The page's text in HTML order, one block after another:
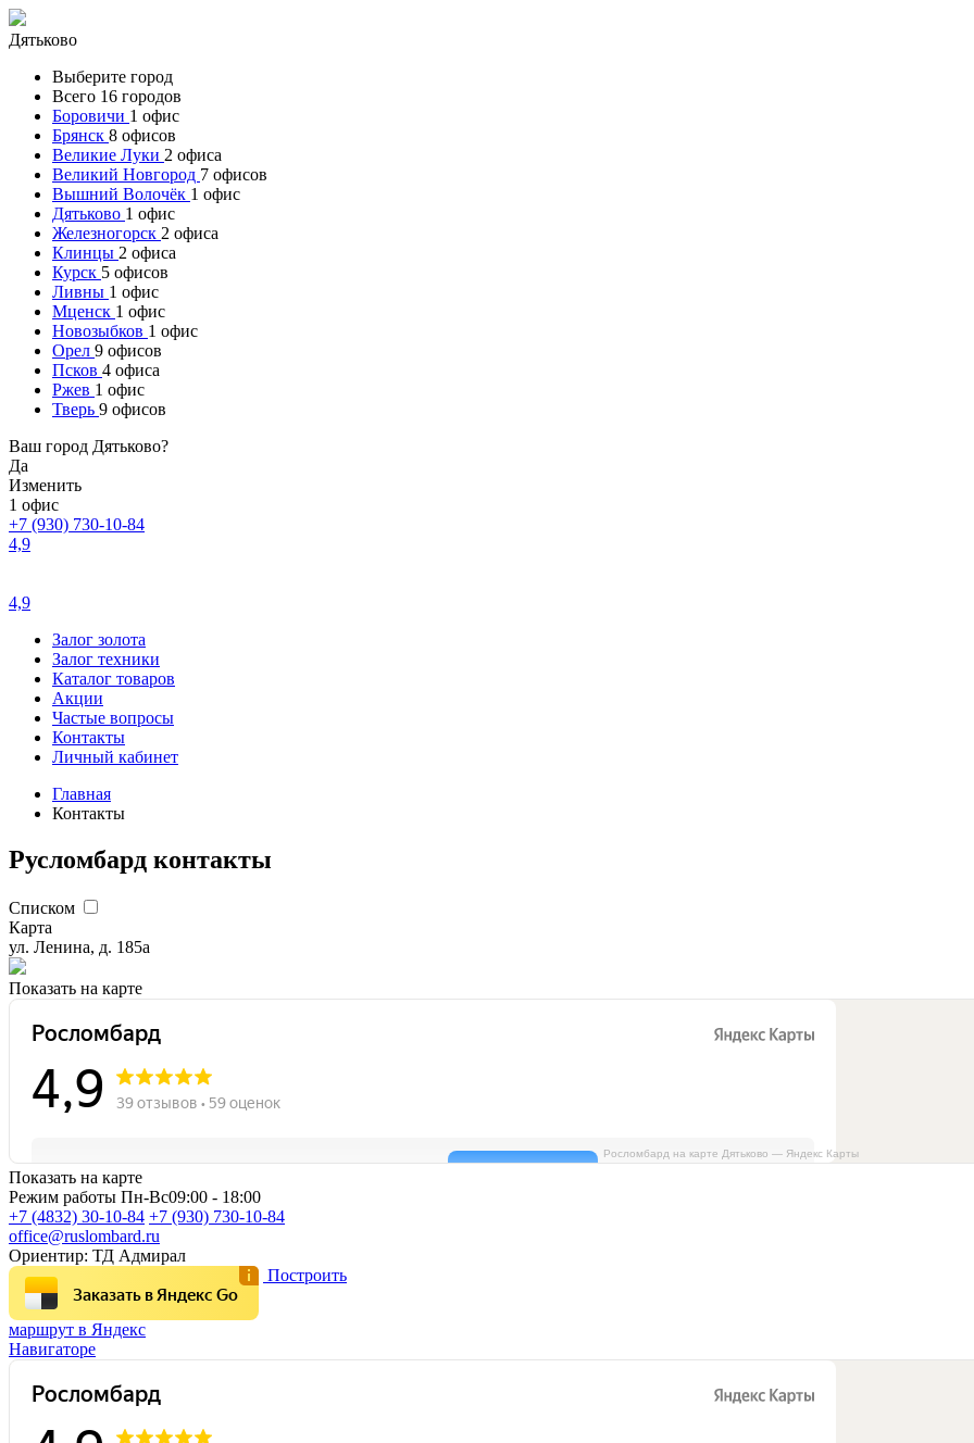
Дятьково
Выберите город
Всего 16 городов
Боровичи 1 офис
Брянск 8 офисов
Великие Луки 2 офиса
Великий Новгород 7 офисов
Вышний Волочёк 1 офис
Дятьково 1 офис
Железногорск 2 офиса
Клинцы 2 офиса
Курск 5 офисов
Ливны 1 офис
Мценск 1 офис
Новозыбков 1 офис
Орел 9 офисов
Псков 4 офиса
Ржев 1 офис
Тверь 9 офисов
Ваш город Дятьково?
Да
Изменить
1 офис
+7 (930) 730-10-84
4,9
4,9
Залог золота
Залог техники
Каталог товаров
Акции
Частые вопросы
Контакты
Личный кабинет
Главная
Контакты
Русломбард контакты
Списком
Карта
ул. Ленина, д. 185а
Показать на карте
Росломбард на карте Дятьково — Яндекс Карты
Показать на карте
Режим работы Пн-Вс09:00 - 18:00
+7 (4832) 30-10-84 +7 (930) 730-10-84
office@ruslombard.ru
Ориентир: ТД Адмирал
Заказать в Яндекс Go
Построить
маршрут в Яндекс
Навигаторе